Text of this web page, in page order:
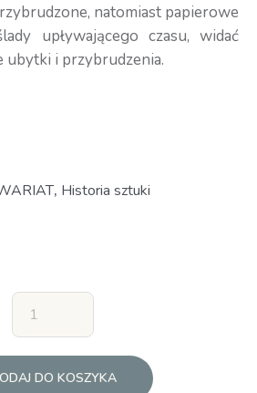
natomiast papierowe
upływającego czasu, widać
ubytki i przybrudzenia.
, Historia sztuki
DO KOSZYKA